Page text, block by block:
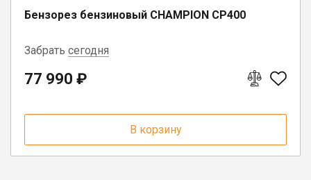
Бензорез бензиновый CHAMPION CP400
Забрать сегодня
г. Вологда, ул. Саммера, д. 23
77 990 ₽
В корзину